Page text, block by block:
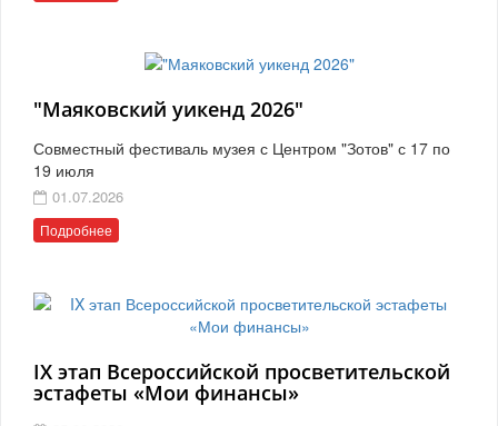
"Маяковский уикенд 2026"
Совместный фестиваль музея с Центром "Зотов" с 17 по
19 июля
01.07.2026
Подробнее
IX этап Всероссийской просветительской
эстафеты «Мои финансы»